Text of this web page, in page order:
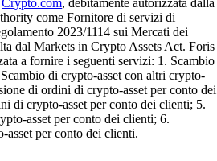
come Fornitore di servizi di
2023/1114 sui Mercati dei
dal Markets in Crypto Assets Act. Foris
a fornire i seguenti servizi: 1. Scambio
di crypto-asset con altri crypto-
di ordini di crypto-asset per conto dei
di crypto-asset per conto dei clienti; 5.
asset per conto dei clienti; 6.
asset per conto dei clienti.